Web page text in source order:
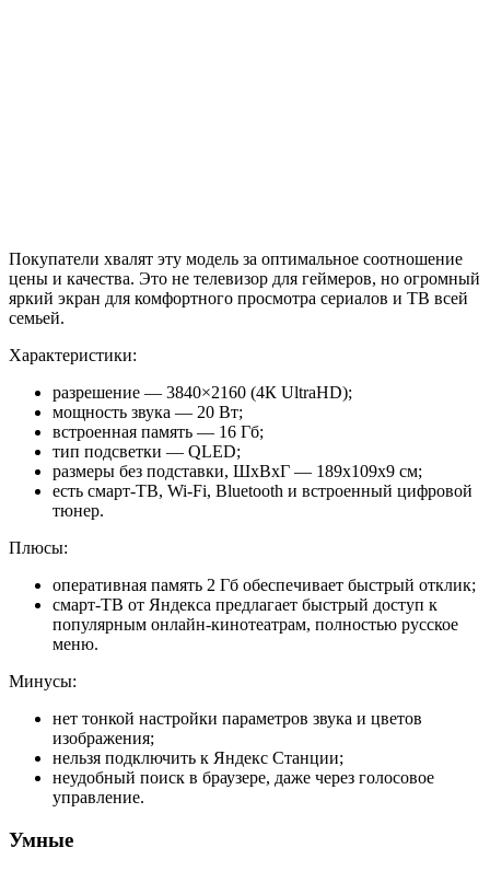
Покупатели хвалят эту модель за оптимальное соотношение
цены и качества. Это не телевизор для геймеров, но огромный
яркий экран для комфортного просмотра сериалов и ТВ всей
семьей.
Характеристики:
разрешение — 3840×2160 (4К UltraHD);
мощность звука — 20 Вт;
встроенная память — 16 Гб;
тип подсветки — QLED;
размеры без подставки, ШхВхГ — 189x109x9 см;
есть смарт-ТВ, Wi-Fi, Bluetooth и встроенный цифровой
тюнер.
Плюсы:
оперативная память 2 Гб обеспечивает быстрый отклик;
смарт-ТВ от Яндекса предлагает быстрый доступ к
популярным онлайн-кинотеатрам, полностью русское
меню.
Минусы:
нет тонкой настройки параметров звука и цветов
изображения;
нельзя подключить к Яндекс Станции;
неудобный поиск в браузере, даже через голосовое
управление.
Умные